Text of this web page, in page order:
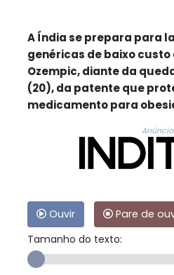
A Índia se prepara para
genéricas de baixo custo
Ozempic, diante da
(20), da patente que
medicamento para
Anúncio
Ouvir
Pare de
Tamanho do texto: